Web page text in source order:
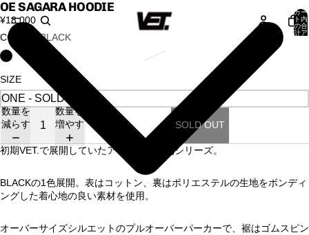
カー
ト内
の合
計ア
OE SAGARA HOODIE
¥18,000
COLOR
BLACK
SIZE
数量を
減らす
数量を
増やす
SOLD OUT
初期VET.で展開していたアイテムの復刻シリーズ。
BLACKの1色展開。表はコットン、裏はポリエステルの生地をボンディ
ングした着心地の良い素材を使用。
オーバーサイズシルエットのプルオーバーパーカーで、裾はゴムスピン